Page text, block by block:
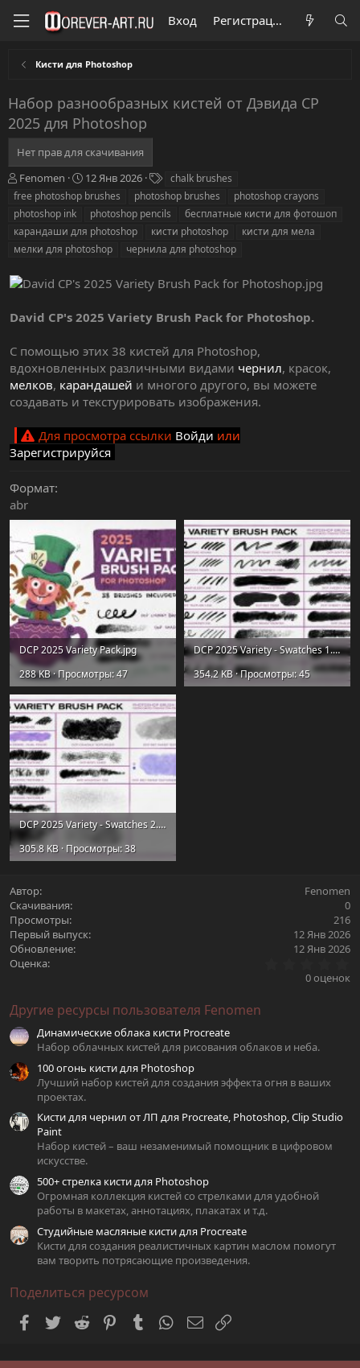
Вход Регистрация
Кисти для Photoshop
Набор разнообразных кистей от Дэвида CP
2025 для Photoshop
Нет прав для скачивания
А
в
т
о
р
Fenomen
Д
а
с
о
д
и
12 Янв 2026
е
г
и
chalk brushes
free photoshop brushes
photoshop brushes
photoshop crayons
photoshop ink
photoshop pencils
бесплатные кисти для фотошоп
карандаши для photoshop
кисти photoshop
кисти для мела
мелки для photoshop
чернила для photoshop
David CP's 2025 Variety Brush Pack for Photoshop.
С помощью этих 38 кистей для Photoshop,
вдохновленных различными видами чернил, красок,
мелков, карандашей и многого другого, вы можете
создавать и текстурировать изображения.
Для просмотра ссылки Войди или
Зарегистрируйся
Формат
abr
DCP 2025 Variety Pack.jpg
288 KB · Просмотры: 47
DCP 2025 Variety - Swatches 1.jpg
354.2 KB · Просмотры: 45
DCP 2025 Variety - Swatches 2.jpg
305.8 KB · Просмотры: 38
Автор
Fenomen
Скачивания
0
Просмотры
216
Первый выпуск
12 Янв 2026
Обновление
12 Янв 2026
Оценка
0
0 оценок
Другие ресурсы пользователя Fenomen
Динамические облака кисти Procreate
Набор облачных кистей для рисования облаков и неба.
100 огонь кисти для Photoshop
Лучший набор кистей для создания эффекта огня в ваших
проектах.
Кисти для чернил от ЛП для Procreate, Photoshop, Clip Studio
Paint
Набор кистей – ваш незаменимый помощник в цифровом
искусстве.
500+ стрелка кисти для Photoshop
Огромная коллекция кистей со стрелками для удобной
работы в макетах, аннотациях, плакатах и т.д.
Студийные масляные кисти для Procreate
Кисти для создания реалистичных картин маслом помогут
вам творить потрясающие произведения.
Поделиться ресурсом
Facebook
Twitter Reddit PinterestTumblrWhatsAppЭлектронная почта